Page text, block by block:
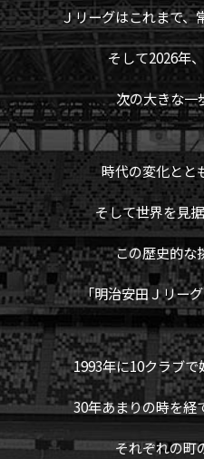
Ｊリーグはこれまで、
そして2026年
次の大きな一
時代の変化とと
そして世界を見
この歴史的な
「明治安田Ｊリー
1993年に10クラブ
30年あまりの時を経
それぞれの町